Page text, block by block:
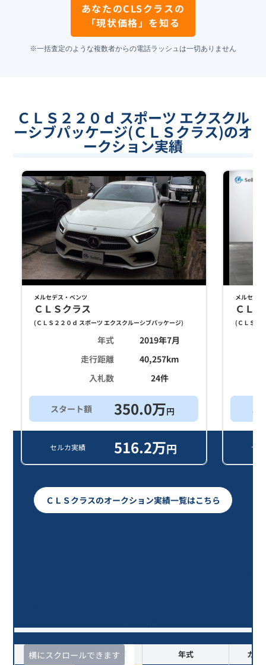
あなたのCLSクラスの
「現状価格」を知る
※一括査定のような複数者からの電話ラッシュは一切ありません
ＣＬＳ２２０ｄ スポーツ エクスクル
ーシブパッケージ(ＣＬＳクラス)のオ
ークション実績
メルセデス・ベンツ
ＣＬＳクラス
( ＣＬＳ２２０ｄ スポーツ エクスクルーシブパッケージ)
年式
2019年7月
走行距離
40,257km
入札数
24件
スタート額 350.0万円
セルカ実績 516.2万円
メルセデ
ＣＬ
( ＣＬＳ２
セ
ＣＬＳクラスのオークション実績一覧はこちら
横にスクロールできます
査定時期 セルカ実績 年式 カラ